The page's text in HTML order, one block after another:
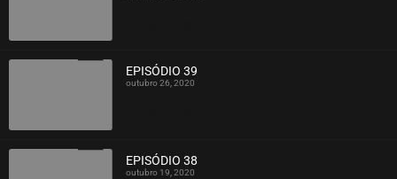
EPISÓDIO 39
outubro 26, 2020
EPISÓDIO 38
outubro 19, 2020